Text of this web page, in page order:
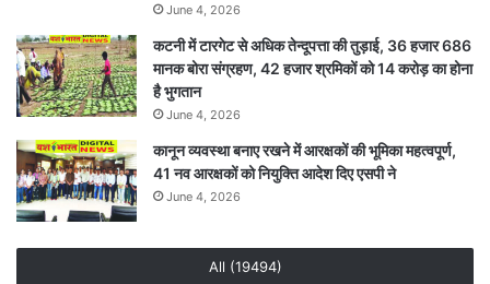
June 4, 2026
कटनी में टारगेट से अधिक तेन्दूपत्ता की तुड़ाई, 36 हजार 686
मानक बोरा संग्रहण, 42 हजार श्रमिकों को 14 करोड़ का होना
है भुगतान
June 4, 2026
कानून व्यवस्था बनाए रखने में आरक्षकों की भूमिका महत्वपूर्ण,
41 नव आरक्षकों को नियुक्ति आदेश दिए एसपी ने
June 4, 2026
All (19494)